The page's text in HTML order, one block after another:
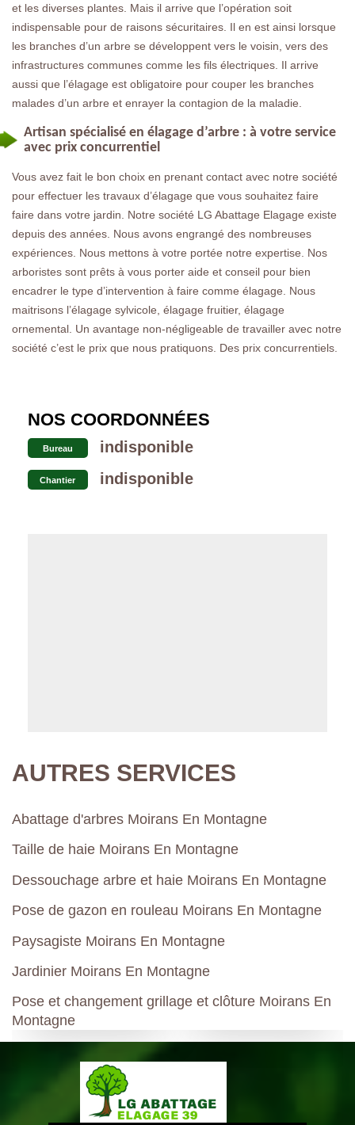
et les diverses plantes. Mais il arrive que l’opération soit
indispensable pour de raisons sécuritaires. Il en est ainsi lorsque
les branches d’un arbre se développent vers le voisin, vers des
infrastructures communes comme les fils électriques. Il arrive
aussi que l’élagage est obligatoire pour couper les branches
malades d’un arbre et enrayer la contagion de la maladie.
Artisan spécialisé en élagage d’arbre : à votre service
avec prix concurrentiel
Vous avez fait le bon choix en prenant contact avec notre société
pour effectuer les travaux d’élagage que vous souhaitez faire
faire dans votre jardin. Notre société LG Abattage Elagage existe
depuis des années. Nous avons engrangé des nombreuses
expériences. Nous mettons à votre portée notre expertise. Nos
arboristes sont prêts à vous porter aide et conseil pour bien
encadrer le type d’intervention à faire comme élagage. Nous
maitrisons l’élagage sylvicole, élagage fruitier, élagage
ornemental. Un avantage non-négligeable de travailler avec notre
société c’est le prix que nous pratiquons. Des prix concurrentiels.
NOS COORDONNÉES
Bureau indisponible
Chantier indisponible
AUTRES SERVICES
Abattage d'arbres Moirans En Montagne
Taille de haie Moirans En Montagne
Dessouchage arbre et haie Moirans En Montagne
Pose de gazon en rouleau Moirans En Montagne
Paysagiste Moirans En Montagne
Jardinier Moirans En Montagne
Pose et changement grillage et clôture Moirans En
Montagne